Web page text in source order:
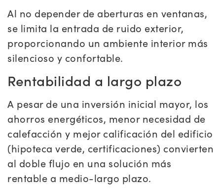
Al no depender de aberturas en ventanas,
se limita la entrada de ruido exterior,
proporcionando un ambiente interior más
silencioso y confortable.
Rentabilidad a largo plazo
A pesar de una inversión inicial mayor, los
ahorros energéticos, menor necesidad de
calefacción y mejor calificación del edificio
(hipoteca verde, certificaciones) convierten
al doble flujo en una solución más
rentable a medio-largo plazo.